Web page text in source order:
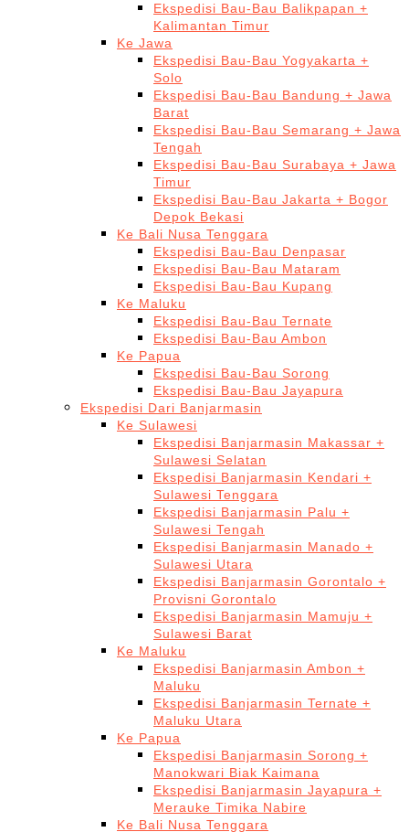
Ekspedisi Bau-Bau Balikpapan +
Kalimantan Timur
Ke Jawa
Ekspedisi Bau-Bau Yogyakarta +
Solo
Ekspedisi Bau-Bau Bandung + Jawa
Barat
Ekspedisi Bau-Bau Semarang + Jawa
Tengah
Ekspedisi Bau-Bau Surabaya + Jawa
Timur
Ekspedisi Bau-Bau Jakarta + Bogor
Depok Bekasi
Ke Bali Nusa Tenggara
Ekspedisi Bau-Bau Denpasar
Ekspedisi Bau-Bau Mataram
Ekspedisi Bau-Bau Kupang
Ke Maluku
Ekspedisi Bau-Bau Ternate
Ekspedisi Bau-Bau Ambon
Ke Papua
Ekspedisi Bau-Bau Sorong
Ekspedisi Bau-Bau Jayapura
Ekspedisi Dari Banjarmasin
Ke Sulawesi
Ekspedisi Banjarmasin Makassar +
Sulawesi Selatan
Ekspedisi Banjarmasin Kendari +
Sulawesi Tenggara
Ekspedisi Banjarmasin Palu +
Sulawesi Tengah
Ekspedisi Banjarmasin Manado +
Sulawesi Utara
Ekspedisi Banjarmasin Gorontalo +
Provisni Gorontalo
Ekspedisi Banjarmasin Mamuju +
Sulawesi Barat
Ke Maluku
Ekspedisi Banjarmasin Ambon +
Maluku
Ekspedisi Banjarmasin Ternate +
Maluku Utara
Ke Papua
Ekspedisi Banjarmasin Sorong +
Manokwari Biak Kaimana
Ekspedisi Banjarmasin Jayapura +
Merauke Timika Nabire
Ke Bali Nusa Tenggara